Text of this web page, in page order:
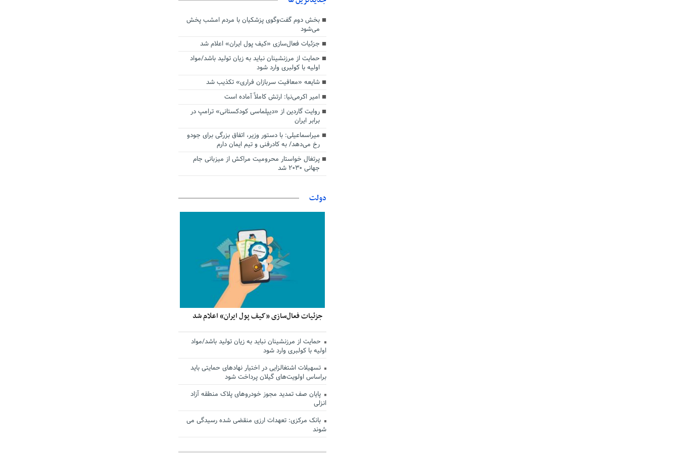
بخش دوم گفت‌وگوی پزشکیان با مردم امشب پخش
می‌شود
جزئیات فعال‌سازی «کیف پول ایران» اعلام شد
حمایت از مرزنشینان نباید به زیان تولید باشد/مواد
اولیه با کولبری وارد شود
شایعه «معافیت سربازان فراری» تکذیب شد
امیر اکرمی‌نیا: ارتش کاملاً آماده است
روایت گاردین از «دیپلماسی کودکستانی» ترامپ در
برابر ایران
میراسماعیلی: با دستور وزیر، اتفاق بزرگی برای جودو
رخ می‌دهد/ به کادرفنی و تیم ایمان دارم
پرتغال خواستار محرومیت مراکش از میزبانی جام
جهانی ۲۰۳۰ شد
دولت
جزئیات فعال‌سازی «کیف پول ایران» اعلام شد
حمایت از مرزنشینان نباید به زیان تولید باشد/مواد
اولیه با کولبری وارد شود
تسهیلات اشتغالزایی در اختیار نهادهای حمایتی باید
براساس اولویت‌های گیلان پرداخت شود
پایان صف تمدید مجوز خودروهای پلاک منطقه آزاد
انزلی
بانک مرکزی: تعهدات ارزی منقضی شده رسیدگی می
شوند